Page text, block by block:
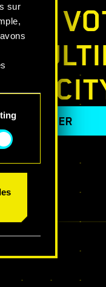
sur
ENTRER